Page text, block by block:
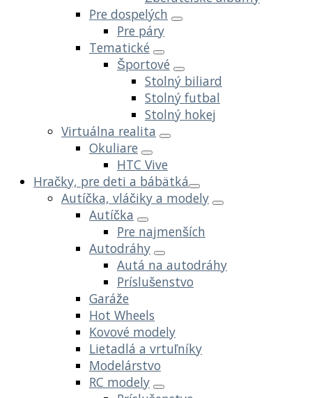
Pre dospelých
Pre páry
Tematické
Športové
Stolný biliard
Stolný futbal
Stolný hokej
Virtuálna realita
Okuliare
HTC Vive
Hračky, pre deti a bábätká
Autíčka, vláčiky a modely
Autíčka
Pre najmenších
Autodráhy
Autá na autodráhy
Príslušenstvo
Garáže
Hot Wheels
Kovové modely
Lietadlá a vrtuľníky
Modelárstvo
RC modely